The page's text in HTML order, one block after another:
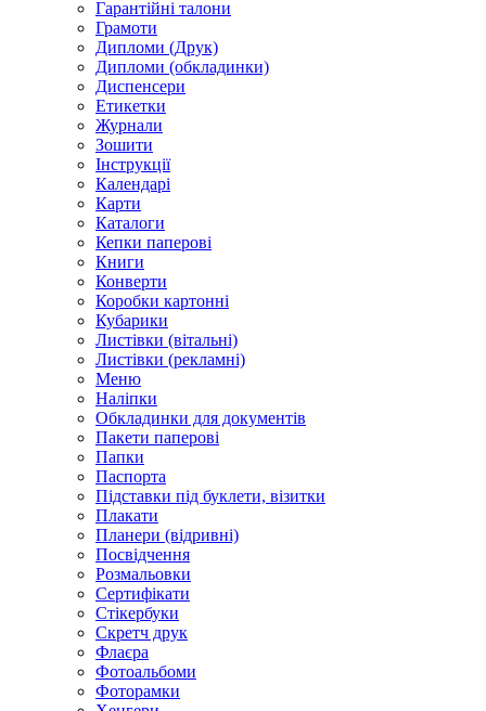
Гарантійні талони
Грамоти
Дипломи (Друк)
Дипломи (обкладинки)
Диспенсери
Етикетки
Журнали
Зошити
Інструкції
Календарі
Карти
Каталоги
Кепки паперові
Книги
Конверти
Коробки картонні
Кубарики
Листівки (вітальні)
Листівки (рекламні)
Меню
Наліпки
Обкладинки для документів
Пакети паперові
Папки
Паспорта
Підставки під буклети, візитки
Плакати
Планери (відривні)
Посвідчення
Розмальовки
Сертифікати
Стікербуки
Скретч друк
Флаєра
Фотоальбоми
Фоторамки